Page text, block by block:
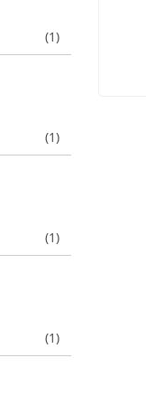
(1)
(1)
(1)
(1)